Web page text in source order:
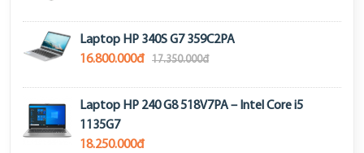
Laptop HP 340S G7 359C2PA
16.800.000đ
17.350.000đ
Laptop HP 240 G8 518V7PA – Intel Core i5
1135G7
18.250.000đ